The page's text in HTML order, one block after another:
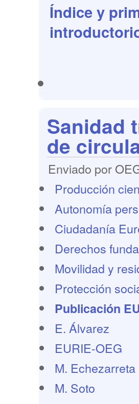
Índice y
Sanidad
de
Enviado por
Producción
Autonomía
Ciudadanía
Derechos
Movilidad y
Protección
Publicación
E. Álvarez
EURIE-OEG
M. Echezarreta
M. Soto